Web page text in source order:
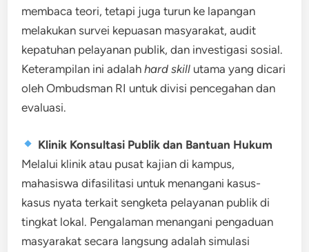
membaca teori, tetapi juga turun ke lapangan
melakukan survei kepuasan masyarakat, audit
kepatuhan pelayanan publik, dan investigasi sosial.
Keterampilan ini adalahhard skill utama yang dicari
oleh Ombudsman RI untuk divisi pencegahan dan
evaluasi.
Klinik Konsultasi Publik dan Bantuan Hukum
Melalui klinik atau pusat kajian di kampus,
mahasiswa difasilitasi untuk menangani kasus-
kasus nyata terkait sengketa pelayanan publik di
tingkat lokal. Pengalaman menangani pengaduan
masyarakat secara langsung adalah simulasi